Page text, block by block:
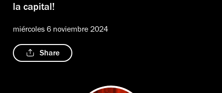
la capital!
miércoles 6 noviembre 2024
Share